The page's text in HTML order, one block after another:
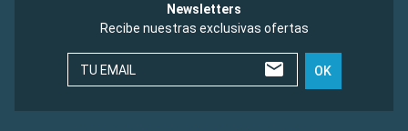
Newsletters
Recibe nuestras exclusivas ofertas
TU EMAIL OK